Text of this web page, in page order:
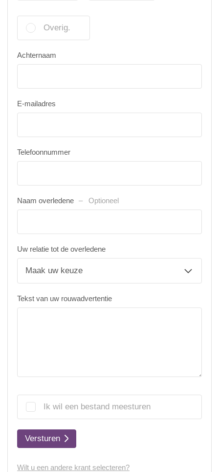
Overig.
Achternaam
E-mailadres
Telefoonnummer
Naam overledene Optioneel
Uw relatie tot de overledene
Tekst van uw rouwadvertentie
Ik wil een bestand meesturen
Versturen
Wilt u een andere krant selecteren?